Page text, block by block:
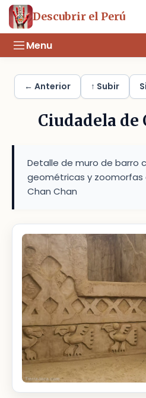
Descubrir el Perú
Menu
← Anterior ↑ Subir
Ciudadela de
Detalle de muro de barro
geométricas y zoomorfas
Chan Chan